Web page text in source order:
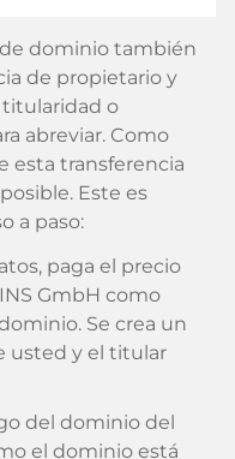
dominio también
de propietario y
titularidad o
abreviar. Como
esta transferencia
Este es
a paso:
paga el precio
GmbH como
Se crea un
usted y el titular
del dominio del
el dominio está